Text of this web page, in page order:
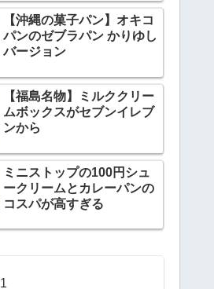
【沖縄の菓子パン】オキコ
パンのゼブラパン かりゆし
バージョン
【福島名物】ミルククリー
ムボックスがセブンイレブ
ンから
ミニストップの100円シュ
ークリームとカレーパンの
コスパが高すぎる